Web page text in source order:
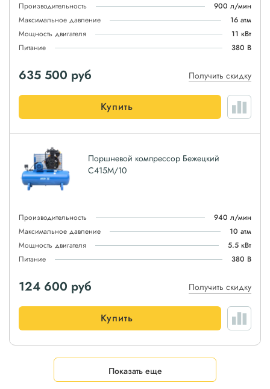
Производительность
900 л/мин
Максимальное давление
16 атм
Мощность двигателя
11 кВт
Питание
380 В
635 500 руб Получить скидку
Купить
Поршневой компрессор Бежецкий
С415М/10
Производительность
940 л/мин
Максимальное давление
10 атм
Мощность двигателя
5.5 кВт
Питание
380 В
124 600 руб Получить скидку
Купить
Показать еще